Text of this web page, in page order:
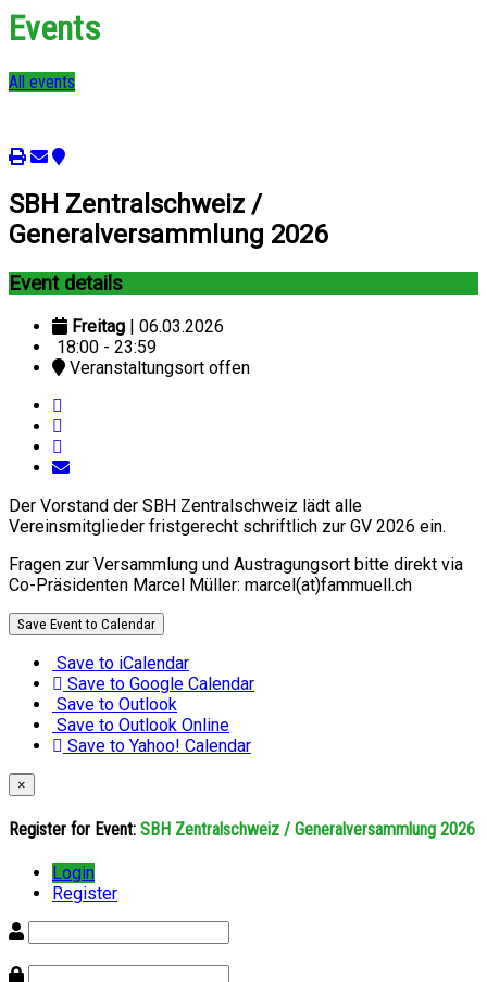
Events
All events
SBH Zentralschweiz /
Generalversammlung 2026
Event details
Freitag | 06.03.2026
18:00 - 23:59
Veranstaltungsort offen
Der Vorstand der SBH Zentralschweiz lädt alle
Vereinsmitglieder fristgerecht schriftlich zur GV 2026 ein.
Fragen zur Versammlung und Austragungsort bitte direkt via
Co-Präsidenten Marcel Müller: marcel(at)fammuell.ch
Save Event to Calendar
Save to iCalendar
Save to Google Calendar
Save to Outlook
Save to Outlook Online
Save to Yahoo! Calendar
×
Register for Event: SBH Zentralschweiz / Generalversammlung 2026
Login
Register